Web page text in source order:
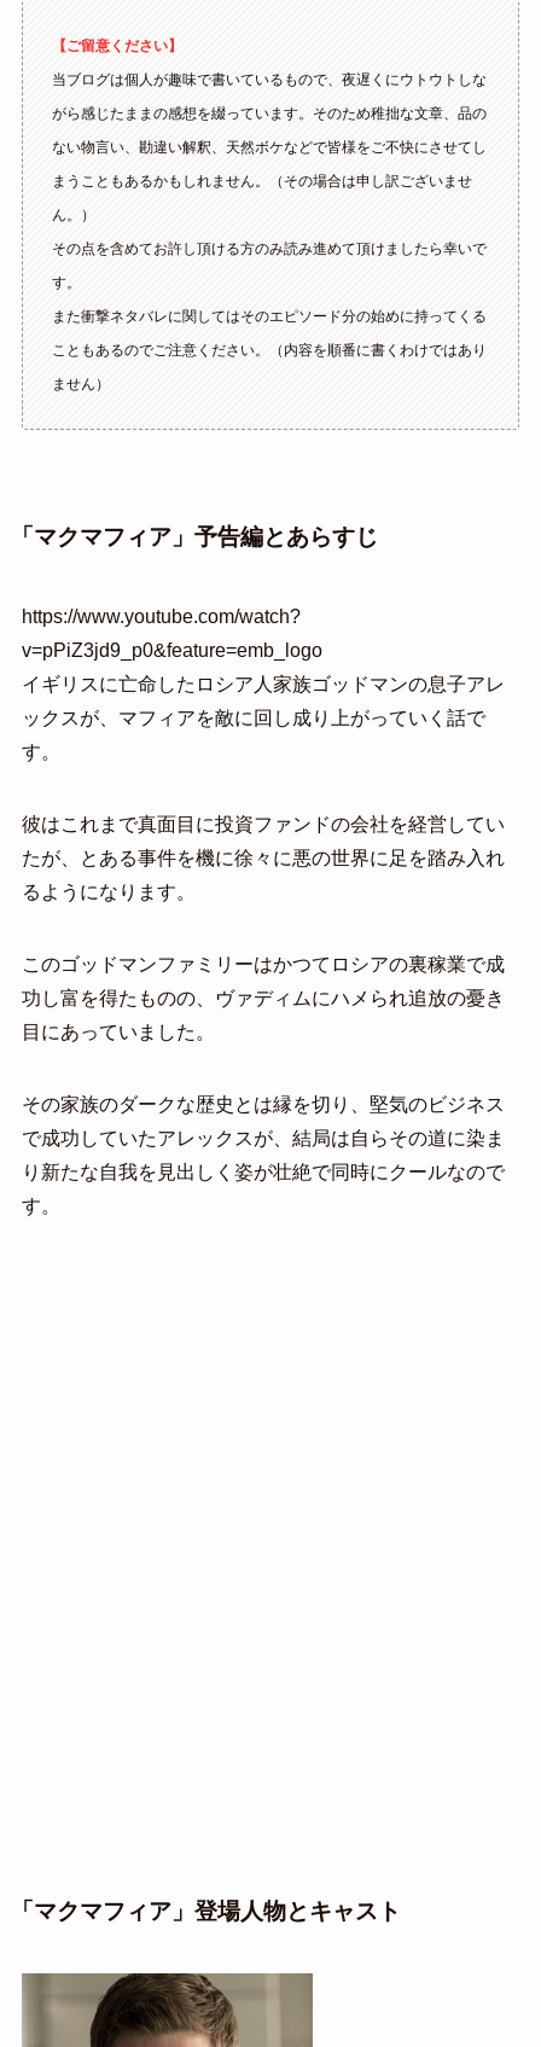
【ご留意ください】
当ブログは個人が趣味で書いているもので、夜遅くにウトウトしな
がら感じたままの感想を綴っています。そのため稚拙な文章、品の
ない物言い、勘違い解釈、天然ボケなどで皆様をご不快にさせてし
まうこともあるかもしれません。（その場合は申し訳ございませ
ん。）
その点を含めてお許し頂ける方のみ読み進めて頂けましたら幸いで
す。
また衝撃ネタバレに関してはそのエピソード分の始めに持ってくる
こともあるのでご注意ください。（内容を順番に書くわけではあり
ません）
「マクマフィア」予告編とあらすじ
https://www.youtube.com/watch?
v=pPiZ3jd9_p0&feature=emb_logo
イギリスに亡命したロシア人家族ゴッドマンの息子アレ
ックスが、マフィアを敵に回し成り上がっていく話で
す。
彼はこれまで真面目に投資ファンドの会社を経営してい
たが、とある事件を機に徐々に悪の世界に足を踏み入れ
るようになります。
このゴッドマンファミリーはかつてロシアの裏稼業で成
功し富を得たものの、ヴァディムにハメられ追放の憂き
目にあっていました。
その家族のダークな歴史とは縁を切り、堅気のビジネス
で成功していたアレックスが、結局は自らその道に染ま
り新たな自我を見出しく姿が壮絶で同時にクールなので
す。
「マクマフィア」登場人物とキャスト